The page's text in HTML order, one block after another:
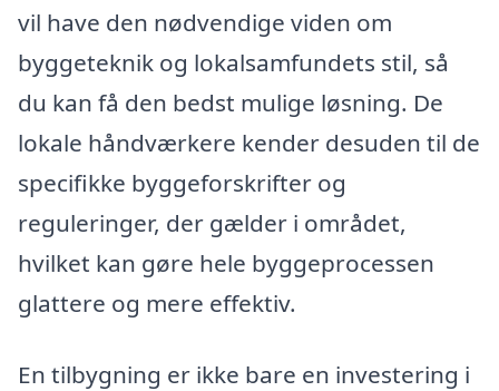
vil have den nødvendige viden om
byggeteknik og lokalsamfundets stil, så
du kan få den bedst mulige løsning. De
lokale håndværkere kender desuden til de
specifikke byggeforskrifter og
reguleringer, der gælder i området,
hvilket kan gøre hele byggeprocessen
glattere og mere effektiv.
En tilbygning er ikke bare en investering i